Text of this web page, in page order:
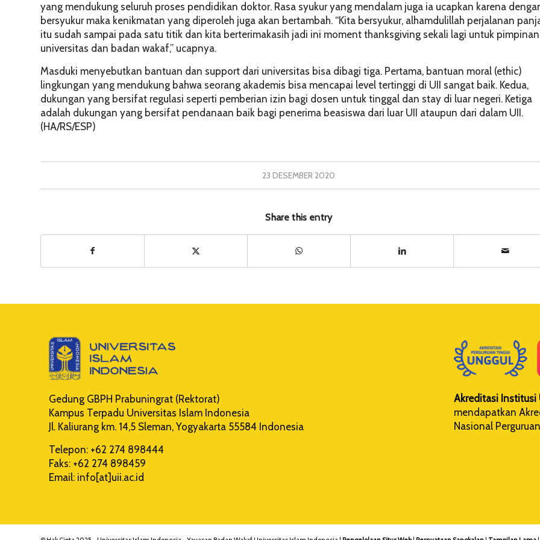
yang mendukung seluruh proses pendidikan doktor. Rasa syukur yang mendalam juga ia ucapkan karena
bersyukur maka kenikmatan yang diperoleh juga akan bertambah. “Kita bersyukur, alhamdulillah perjalanan
itu sudah sampai pada satu titik dan kita berterimakasih jadi ini moment thanksgiving sekali lagi untuk pimpinan
universitas dan badan wakaf,” ucapnya.
Masduki menyebutkan bantuan dan support dari universitas bisa dibagi tiga. Pertama, bantuan moral (ethic)
lingkungan yang mendukung bahwa seorang akademis bisa mencapai level tertinggi di UII sangat baik. Kedua,
dukungan yang bersifat regulasi seperti pemberian izin bagi dosen untuk tinggal dan stay di luar negeri. Ketiga
adalah dukungan yang bersifat pendanaan baik bagi penerima beasiswa dari luar UII ataupun dari dalam UII.
(HA/RS/ESP)
23 DESEMBER 2020
Share this entry
Gedung GBPH Prabuningrat (Rektorat)
Kampus Terpadu Universitas Islam Indonesia
Jl. Kaliurang km. 14,5 Sleman, Yogyakarta 55584 Indonesia
Telepon: +62 274 898444
Faks: +62 274 898459
Email: info[at]uii.ac.id
Akreditasi Institusi
mendapatkan
Nasional